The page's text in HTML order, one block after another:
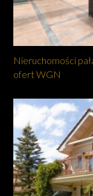
Nieruchomości
ofert WGN